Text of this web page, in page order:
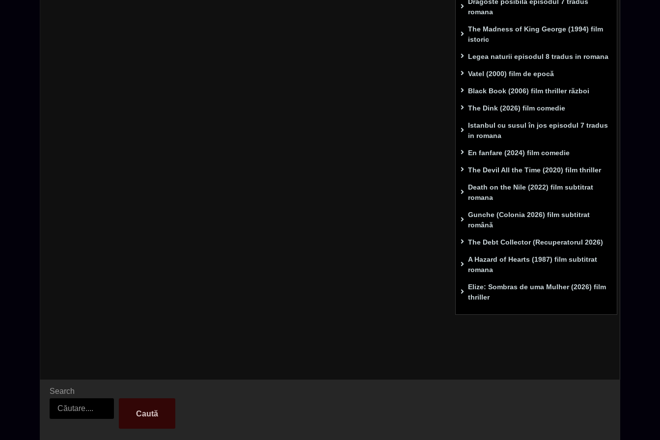
romana
The Madness of King George (1994) film
istoric
Legea naturii episodul 8 tradus in romana
Vatel (2000) film de epocă
Black Book (2006) film thriller război
The Dink (2026) film comedie
Istanbul cu susul în jos episodul 7 tradus
in romana
En fanfare (2024) film comedie
The Devil All the Time (2020) film thriller
Death on the Nile (2022) film subtitrat
romana
Gunche (Colonia 2026) film subtitrat
română
The Debt Collector (Recuperatorul 2026)
A Hazard of Hearts (1987) film subtitrat
romana
Elize: Sombras de uma Mulher (2026) film
thriller
Search
Caută